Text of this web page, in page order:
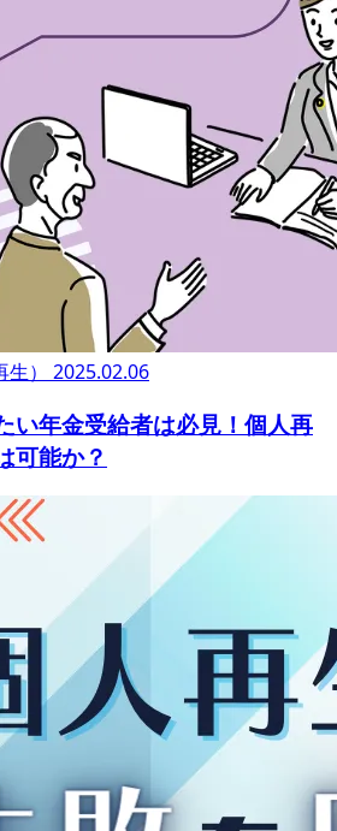
） 2025.02.06
い年金受給者は必見！個人再
可能か？